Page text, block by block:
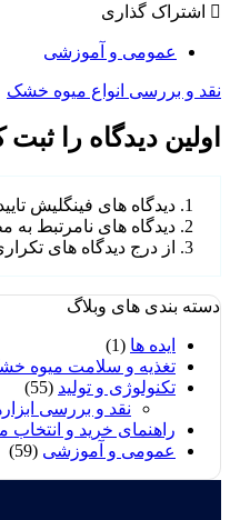
اشتراک گذاری
عمومی و آموزشی
نقد و بررسی انواع میوه خشک
اولین دیدگاه را ثبت
دیدگاه های فینگلیش
دیدگاه های نامرتبط به
از درج دیدگاه های
دسته بندی های وبلاگ
ایده ها (1)
تغذیه و سلامت میوه
تکنولوژی و تولید (55)
نقد و بررسی
راهنمای خرید و
عمومی و آموزشی (59)